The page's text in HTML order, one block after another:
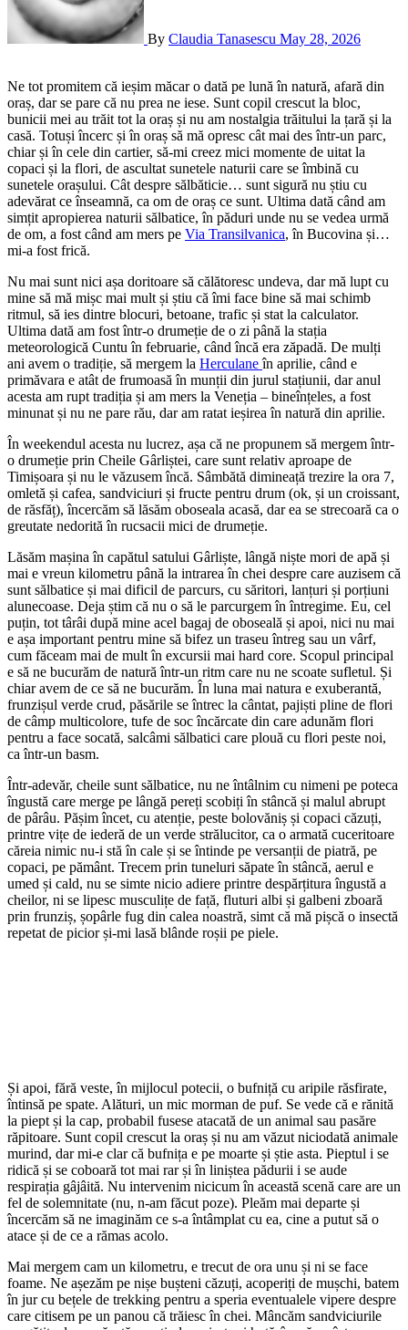
By Claudia Tanasescu May 28, 2026
Ne tot promitem că ieșim măcar o dată pe lună în natură, afară din
oraș, dar se pare că nu prea ne iese. Sunt copil crescut la bloc,
bunicii mei au trăit tot la oraș și nu am nostalgia trăitului la țară și la
casă. Totuși încerc și în oraș să mă opresc cât mai des într-un parc,
chiar și în cele din cartier, să-mi creez mici momente de uitat la
copaci și la flori, de ascultat sunetele naturii care se îmbină cu
sunetele orașului. Cât despre sălbăticie… sunt sigură nu știu cu
adevărat ce înseamnă, ca om de oraș ce sunt. Ultima dată când am
simțit apropierea naturii sălbatice, în păduri unde nu se vedea urmă
de om, a fost când am mers pe Via Transilvanica, în Bucovina și…
mi-a fost frică.
Nu mai sunt nici așa doritoare să călătoresc undeva, dar mă lupt cu
mine să mă mișc mai mult și știu că îmi face bine să mai schimb
ritmul, să ies dintre blocuri, betoane, trafic și stat la calculator.
Ultima dată am fost într-o drumeție de o zi până la stația
meteorologică Cuntu în februarie, când încă era zăpadă. De mulți
ani avem o tradiție, să mergem la Herculaneîn aprilie, când e
primăvara e atât de frumoasă în munții din jurul stațiunii, dar anul
acesta am rupt tradiția și am mers la Veneția – bineînțeles, a fost
minunat și nu ne pare rău, dar am ratat ieșirea în natură din aprilie.
În weekendul acesta nu lucrez, așa că ne propunem să mergem într-
o drumeție prin Cheile Gârliștei, care sunt relativ aproape de
Timișoara și nu le văzusem încă. Sâmbătă dimineață trezire la ora 7,
omletă și cafea, sandviciuri și fructe pentru drum (ok, și un croissant,
de răsfăț), încercăm să lăsăm oboseala acasă, dar ea se strecoară ca o
greutate nedorită în rucsacii mici de drumeție.
Lăsăm mașina în capătul satului Gârliște, lângă niște mori de apă și
mai e vreun kilometru până la intrarea în chei despre care auzisem că
sunt sălbatice și mai dificil de parcurs, cu săritori, lanțuri și porțiuni
alunecoase. Deja știm că nu o să le parcurgem în întregime. Eu, cel
puțin, tot târâi după mine acel bagaj de oboseală și apoi, nici nu mai
e așa important pentru mine să bifez un traseu întreg sau un vârf,
cum făceam mai de mult în excursii mai hard core. Scopul principal
e să ne bucurăm de natură într-un ritm care nu ne scoate sufletul. Și
chiar avem de ce să ne bucurăm. În luna mai natura e exuberantă,
frunzișul verde crud, păsările se întrec la cântat, pajiști pline de flori
de câmp multicolore, tufe de soc încărcate din care adunăm flori
pentru a face socată, salcâmi sălbatici care plouă cu flori peste noi,
ca într-un basm.
Într-adevăr, cheile sunt sălbatice, nu ne întâlnim cu nimeni pe poteca
îngustă care merge pe lângă pereți scobiți în stâncă și malul abrupt
de pârâu. Pășim încet, cu atenție, peste bolovăniș și copaci căzuți,
printre vițe de iederă de un verde strălucitor, ca o armată cuceritoare
căreia nimic nu-i stă în cale și se întinde pe versanții de piatră, pe
copaci, pe pământ. Trecem prin tuneluri săpate în stâncă, aerul e
umed și cald, nu se simte nicio adiere printre despărțitura îngustă a
cheilor, ni se lipesc musculițe de față, fluturi albi și galbeni zboară
prin frunziș, șopârle fug din calea noastră, simt că mă pișcă o insectă
repetat de picior și-mi lasă blânde roșii pe piele.
Și apoi, fără veste, în mijlocul potecii, o bufniță cu aripile răsfirate,
întinsă pe spate. Alături, un mic morman de puf. Se vede că e rănită
la piept și la cap, probabil fusese atacată de un animal sau pasăre
răpitoare. Sunt copil crescut la oraș și nu am văzut niciodată animale
murind, dar mi-e clar că bufnița e pe moarte și știe asta. Pieptul i se
ridică și se coboară tot mai rar și în liniștea pădurii i se aude
respirația gâjâită. Nu intervenim nicicum în această scenă care are un
fel de solemnitate (nu, n-am făcut poze). Pleăm mai departe și
încercăm să ne imaginăm ce s-a întâmplat cu ea, cine a putut să o
atace și de ce a rămas acolo.
Mai mergem cam un kilometru, e trecut de ora unu și ni se face
foame. Ne așezăm pe nișe bușteni căzuți, acoperiți de mușchi, batem
în jur cu bețele de trekking pentru a speria eventualele vipere despre
care citisem pe un panou că trăiesc în chei. Mâncăm sandviciurile